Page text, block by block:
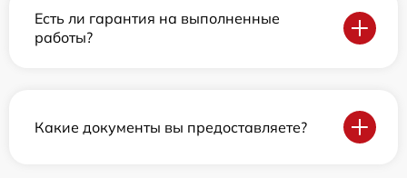
Есть ли гарантия на выполненные
работы?
Какие документы вы предоставляете?